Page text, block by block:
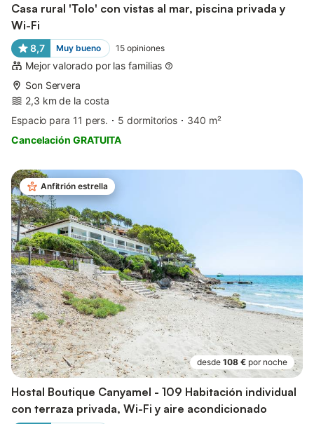
Casa rural 'Tolo' con vistas al mar, piscina privada y
Wi-Fi
8,7 Muy bueno 15 opiniones
Mejor valorado por las familias
Son Servera
2,3 km de la costa
Espacio para 11 pers.
5 dormitorios
340 m²
Cancelación GRATUITA
Anfitrión estrella
desde 108 € por noche
Hostal Boutique Canyamel - 109 Habitación individual
con terraza privada, Wi-Fi y aire acondicionado